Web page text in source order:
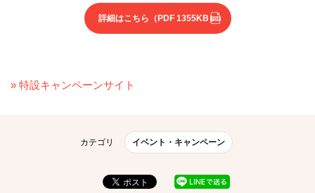
詳細はこちら （PDF 1355KB）
» 特設キャンペーンサイト
カテゴリ イベント・キャンペーン